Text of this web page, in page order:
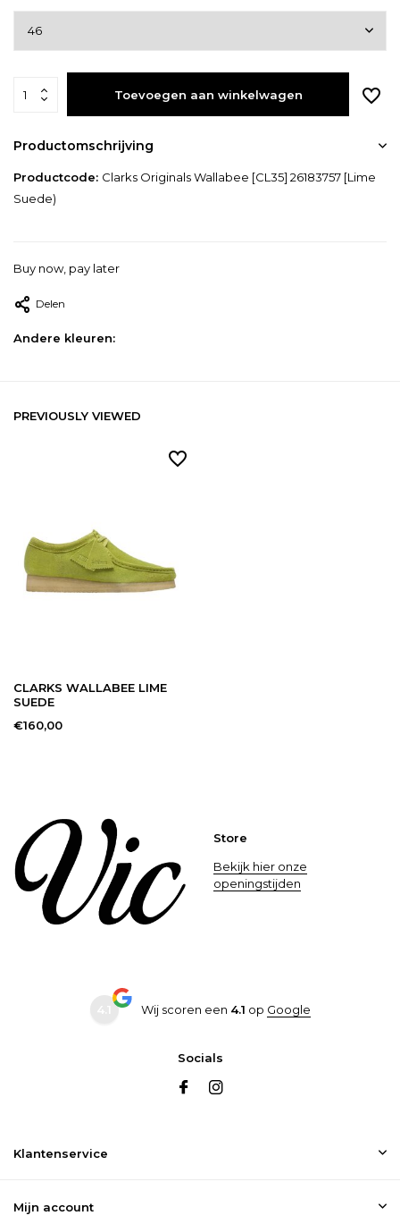
Toevoegen aan winkelwagen
Productomschrijving
Productcode: Clarks Originals Wallabee [CL35] 26183757 [Lime
Suede)
Buy now, pay later
Delen
Andere kleuren:
PREVIOUSLY VIEWED
CLARKS WALLABEE LIME
SUEDE
€160,00
Store
Bekijk hier onze
openingstijden
Wij scoren een 4.1 op Google
Socials
Klantenservice
Mijn account